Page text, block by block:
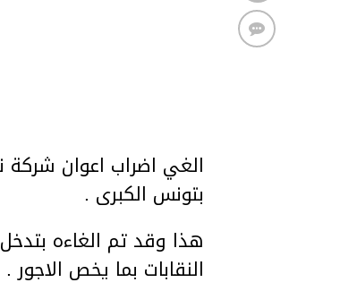
الغي اضراب اعوان شركة
بتونس الكبرى .
هذا وقد تم الغاءه
النقابات بما يخص الاجور .